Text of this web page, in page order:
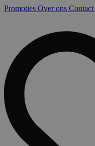
Promoties Over ons Contact